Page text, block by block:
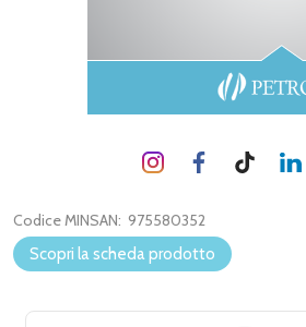
Codice MINSAN: 975580352
Scopri la scheda prodotto